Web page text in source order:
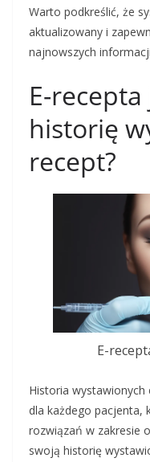
Warto podkreślić, że
aktualizowany i
najnowszych
E-
historię
recept?
E-
Historia
dla każdego pacjenta,
rozwiązań w zakresie
swoją historię